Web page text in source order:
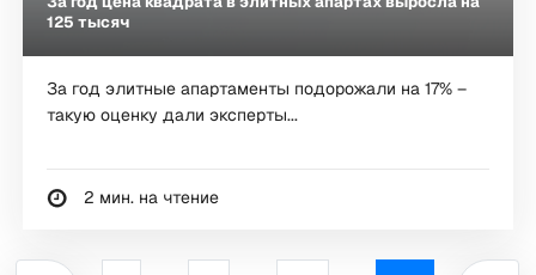
125 тысяч
За год элитные апартаменты подорожали на 17% –
такую оценку дали эксперты...
2 мин. на чтение